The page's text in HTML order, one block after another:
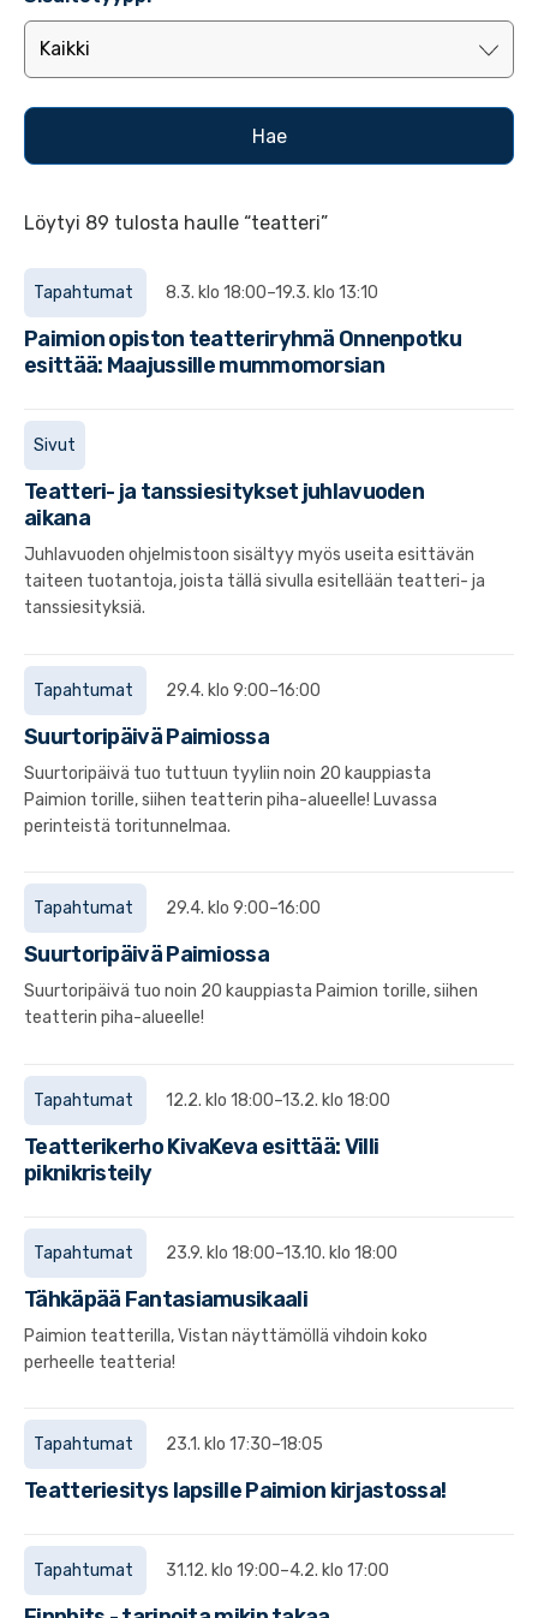
Löytyi 89 tulosta haulle “teatteri”
Tapahtumat 8.3. klo 18:00–19.3. klo 13:10
Paimion opiston teatteriryhmä Onnenpotku
esittää: Maajussille mummomorsian
Sivut
Teatteri- ja tanssiesitykset juhlavuoden
aikana
Juhlavuoden ohjelmistoon sisältyy myös useita esittävän
taiteen tuotantoja, joista tällä sivulla esitellään teatteri- ja
tanssiesityksiä.
Tapahtumat 29.4. klo 9:00–16:00
Suurtoripäivä Paimiossa
Suurtoripäivä tuo tuttuun tyyliin noin 20 kauppiasta
Paimion torille, siihen teatterin piha-alueelle! Luvassa
perinteistä toritunnelmaa.
Tapahtumat 29.4. klo 9:00–16:00
Suurtoripäivä Paimiossa
Suurtoripäivä tuo noin 20 kauppiasta Paimion torille, siihen
teatterin piha-alueelle!
Tapahtumat 12.2. klo 18:00–13.2. klo 18:00
Teatterikerho KivaKeva esittää: Villi
piknikristeily
Tapahtumat 23.9. klo 18:00–13.10. klo 18:00
Tähkäpää Fantasiamusikaali
Paimion teatterilla, Vistan näyttämöllä vihdoin koko
perheelle teatteria!
Tapahtumat 23.1. klo 17:30–18:05
Teatteriesitys lapsille Paimion kirjastossa!
Tapahtumat 31.12. klo 19:00–4.2. klo 17:00